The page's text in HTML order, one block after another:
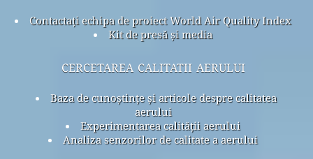
Contactați echipa de proiect World Air Quality Index
Kit de presă și media
cercetarea calitatii aerului
Baza de cunoștințe și articole despre calitatea
aerului
Experimentarea calității aerului
Analiza senzorilor de calitate a aerului